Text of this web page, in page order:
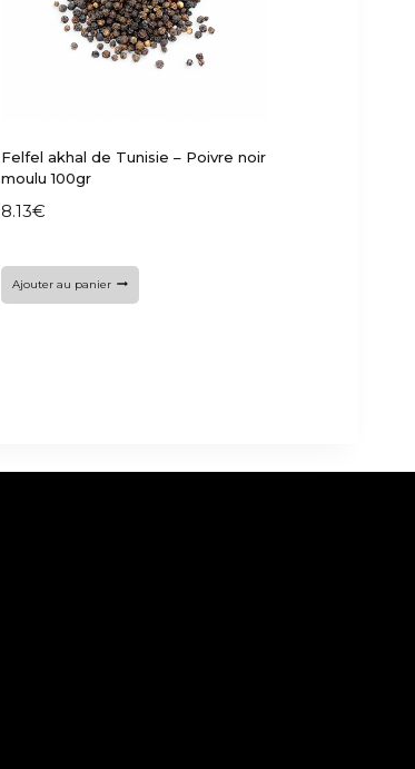
Felfel akhal de Tunisie – Poivre noir
moulu 100gr
8.13€
Ajouter au panier